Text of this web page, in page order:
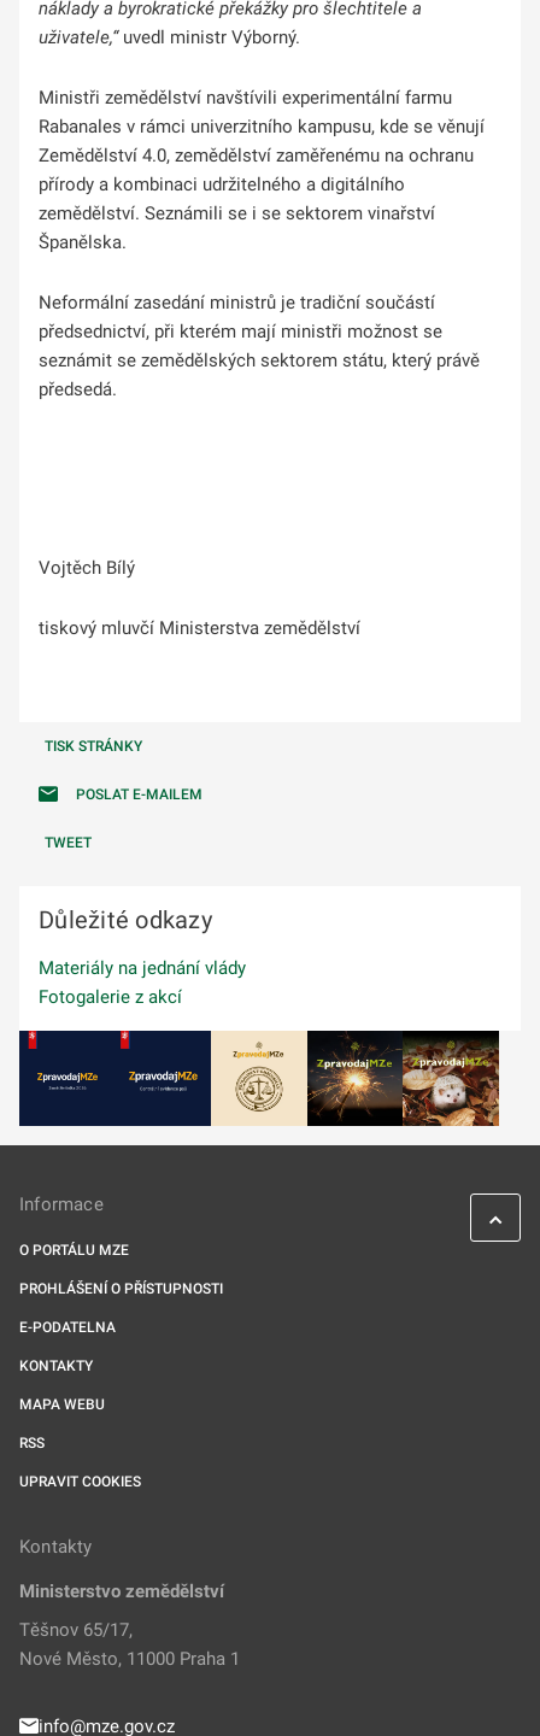
náklady a byrokratické překážky pro šlechtitele a
uživatele,“uvedl ministr Výborný.
Ministři zemědělství navštívili experimentální farmu
Rabanales v rámci univerzitního kampusu, kde se věnují
Zemědělství 4.0, zemědělství zaměřenému na ochranu
přírody a kombinaci udržitelného a digitálního
zemědělství. Seznámili se i se sektorem vinařství
Španělska.
Neformální zasedání ministrů je tradiční součástí
předsednictví, při kterém mají ministři možnost se
seznámit se zemědělských sektorem státu, který právě
předsedá.
Vojtěch Bílý
tiskový mluvčí Ministerstva zemědělství
TISK STRÁNKY
POSLAT E-MAILEM
TWEET
Důležité odkazy
Materiály na jednání vlády
Fotogalerie z akcí
Informace
O PORTÁLU MZE
PROHLÁŠENÍ O PŘÍSTUPNOSTI
E-PODATELNA
KONTAKTY
MAPA WEBU
RSS
UPRAVIT COOKIES
Kontakty
Ministerstvo zemědělství
Těšnov 65/17,
Nové Město, 11000 Praha 1
info@mze.gov.cz